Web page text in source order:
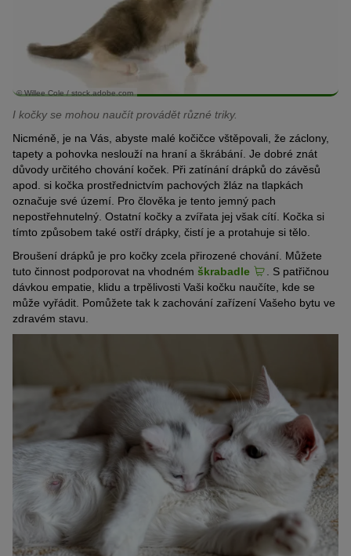
© Willee Cole / stock.adobe.com
I kočky se mohou naučít provádět různé triky.
Nicméně, je na Vás, abyste malé kočičce vštěpovali, že záclony,
tapety a pohovka neslouží na hraní a škrábání. Je dobré znát
důvody určitého chování koček. Při zatínání drápků do závěsů
apod. si kočka prostřednictvím pachových žláz na tlapkách
označuje své území. Pro člověka je tento jemný pach
nepostřehnutelný. Ostatní kočky a zvířata jej však cítí. Kočka si
tímto způsobem také ostří drápky, čistí je a protahuje si tělo.
Broušení drápků je pro kočky zcela přirozené chování. Můžete
tuto činnost podporovat na vhodném škrabadle
. S patřičnou
dávkou empatie, klidu a trpělivosti Vaši kočku naučíte, kde se
může vyřádit. Pomůžete tak k zachování zařízení Vašeho bytu ve
zdravém stavu.